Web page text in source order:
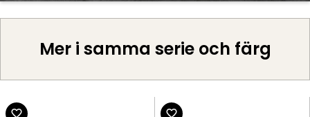
Mer i samma serie och färg